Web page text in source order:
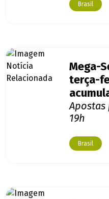
Brasil
Mega-
terça-
Apostas
19h
Brasil